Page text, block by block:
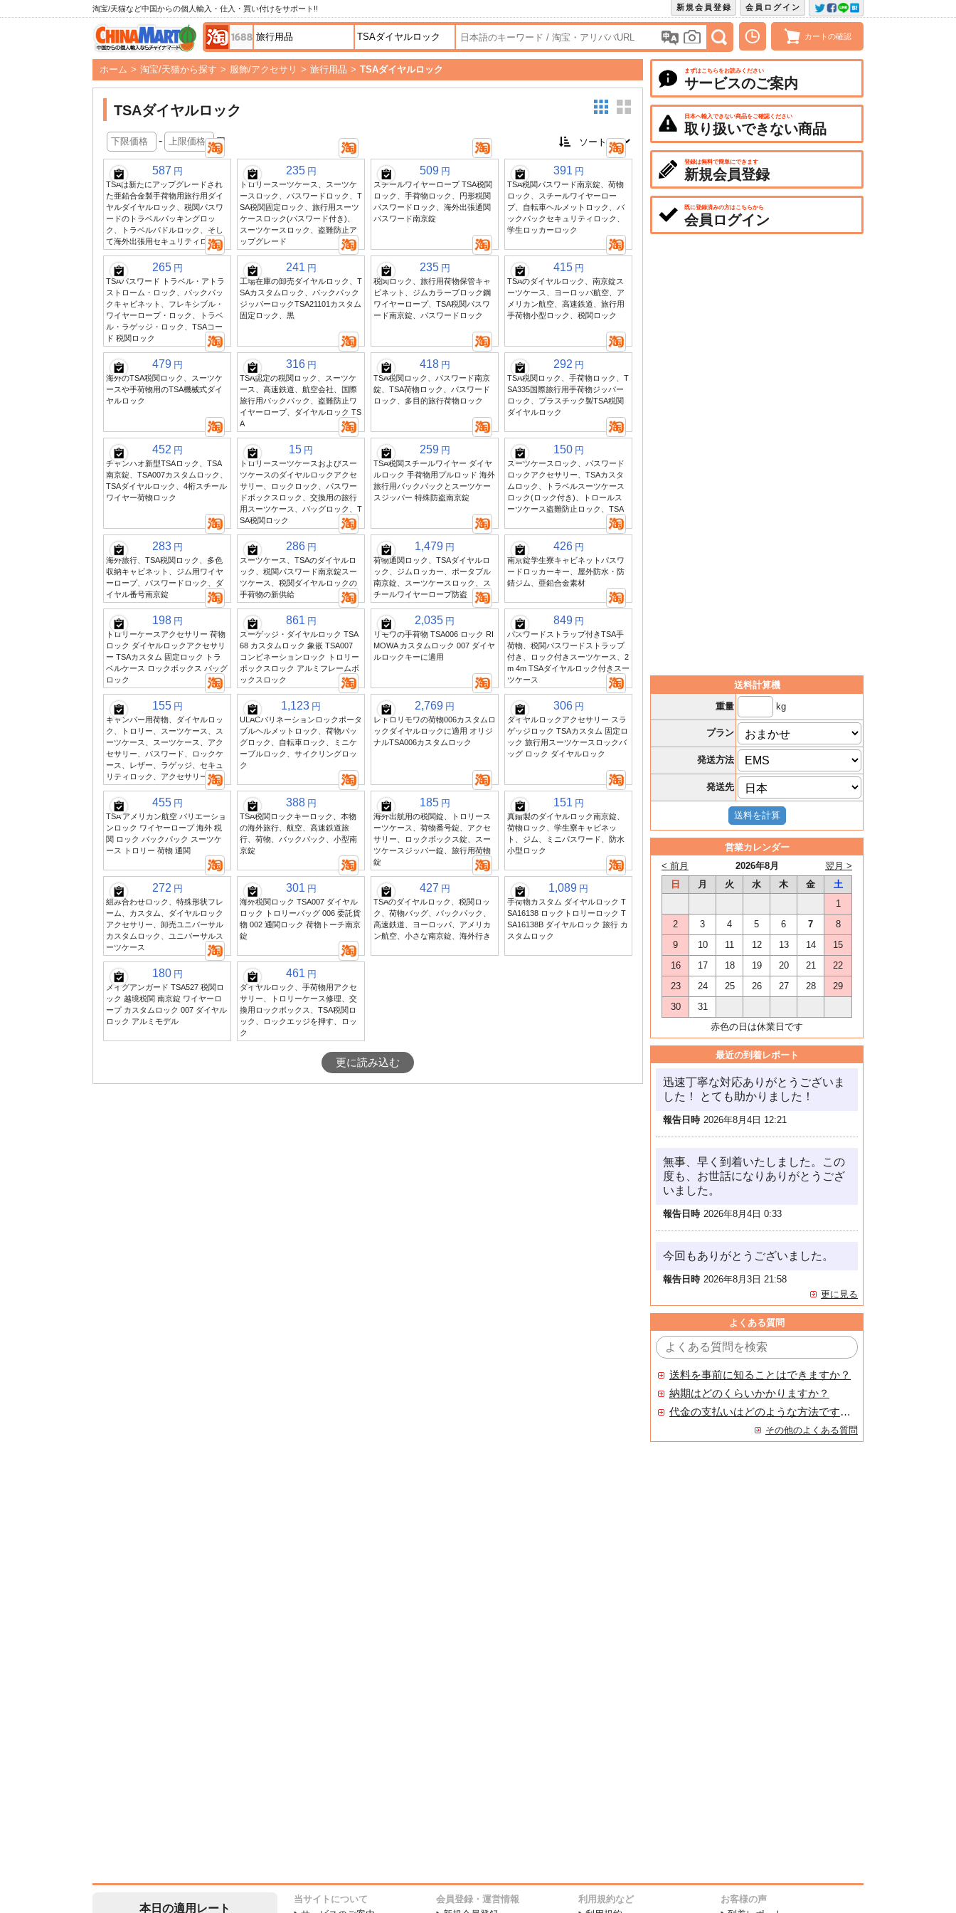
淘宝/天猫など中国からの個人輸入・仕入・買い付けをサポート!! 会員ログイン
新規会員登録
カートの確認
ホーム > 淘宝/天猫から探す > 服飾/アクセサリ > 旅行用品 > TSAダイヤルロック
TSAダイヤルロック
- 円
587 円
TSAは新たにアップグレードされ
た亜鉛合金製手荷物用旅行用ダイ
ヤルダイヤルロック、税関パスワ
ードのトラベルパッキングロッ
ク、トラベルパドルロック、そし
て海外出張用セキュリティロック
235 円
トロリースーツケース、スーツケ
ースロック、パスワードロック、T
SA税関固定ロック、旅行用スーツ
ケースロック(パスワード付き)、
スーツケースロック、盗難防止ア
ップグレード
509 円
スチールワイヤーロープ TSA税関
ロック、手荷物ロック、円形税関
パスワードロック、海外出張通関
パスワード南京錠
391 円
TSA税関パスワード南京錠、荷物
ロック、スチールワイヤーロー
プ、自転車ヘルメットロック、バ
ックパックセキュリティロック、
学生ロッカーロック
265 円
TSAパスワード トラベル・アトラ
ストローム・ロック、バックパッ
クキャビネット、フレキシブル・
ワイヤーロープ・ロック、トラベ
ル・ラゲッジ・ロック、TSAコー
ド 税関ロック
241 円
工場在庫の卸売ダイヤルロック、T
SAカスタムロック、バックパック
ジッパーロックTSA21101カスタム
固定ロック、黒
235 円
税関ロック、旅行用荷物保管キャ
ビネット、ジムカラーブロック鋼
ワイヤーロープ、TSA税関パスワ
ード南京錠、パスワードロック
415 円
TSAのダイヤルロック、南京錠ス
ーツケース、ヨーロッパ航空、ア
メリカン航空、高速鉄道、旅行用
手荷物小型ロック、税関ロック
479 円
海外のTSA税関ロック、スーツケ
ースや手荷物用のTSA機械式ダイ
ヤルロック
316 円
TSA認定の税関ロック、スーツケ
ース、高速鉄道、航空会社、国際
旅行用バックパック、盗難防止ワ
イヤーロープ、ダイヤルロック TS
A
418 円
TSA税関ロック、パスワード南京
錠、TSA荷物ロック、パスワード
ロック、多目的旅行荷物ロック
292 円
TSA税関ロック、手荷物ロック、T
SA335国際旅行用手荷物ジッパー
ロック、プラスチック製TSA税関
ダイヤルロック
452 円
チャンハオ新型TSAロック、TSA
南京錠、TSA007カスタムロック、
TSAダイヤルロック、4桁スチール
ワイヤー荷物ロック
15 円
トロリースーツケースおよびスー
ツケースのダイヤルロックアクセ
サリー、ロックロック、パスワー
ドボックスロック、交換用の旅行
用スーツケース、バッグロック、T
SA税関ロック
259 円
TSA税関スチールワイヤー ダイヤ
ルロック 手荷物用プルロッド 海外
旅行用バックパックとスーツケー
スジッパー 特殊防盗南京錠
150 円
スーツケースロック、パスワード
ロックアクセサリー、TSAカスタ
ムロック、トラベルスーツケース
ロック(ロック付き)、トロールス
ーツケース盗難防止ロック、TSA
283 円
海外旅行、TSA税関ロック、多色
収納キャビネット、ジム用ワイヤ
ーロープ、パスワードロック、ダ
イヤル番号南京錠
286 円
スーツケース、TSAのダイヤルロ
ック、税関パスワード南京錠スー
ツケース、税関ダイヤルロックの
手荷物の新供給
1,479 円
荷物通関ロック、TSAダイヤルロ
ック、ジムロッカー、ポータブル
南京錠、スーツケースロック、ス
チールワイヤーロープ防盗
426 円
南京錠学生寮キャビネットパスワ
ードロッカーキー、屋外防水・防
錆ジム、亜鉛合金素材
198 円
トロリーケースアクセサリー 荷物
ロック ダイヤルロックアクセサリ
ー TSAカスタム 固定ロック トラ
ベルケース ロックボックス バッグ
ロック
861 円
スーゲッジ・ダイヤルロック TSA
68 カスタムロック 象嵌 TSA007
コンビネーションロック トロリー
ボックスロック アルミフレームボ
ックスロック
2,035 円
リモワの手荷物 TSA006 ロック RI
MOWA カスタムロック 007 ダイヤ
ルロックキーに適用
849 円
パスワードストラップ付きTSA手
荷物、税関パスワードストラップ
付き、ロック付きスーツケース、2
m 4m TSAダイヤルロック付きスー
ツケース
155 円
キャンパー用荷物、ダイヤルロッ
ク、トロリー、スーツケース、ス
ーツケース、スーツケース、アク
セサリー、パスワード、ロックケ
ース、レザー、ラゲッジ、セキュ
リティロック、アクセサリー
1,123 円
ULACバリネーションロックポータ
ブルヘルメットロック、荷物バッ
グロック、自転車ロック、ミニケ
ーブルロック、サイクリングロッ
ク
2,769 円
レトロリモワの荷物006カスタムロ
ックダイヤルロックに適用 オリジ
ナルTSA006カスタムロック
306 円
ダイヤルロックアクセサリー スラ
ゲッジロック TSAカスタム 固定ロ
ック 旅行用スーツケースロックバ
ッグ ロック ダイヤルロック
455 円
TSA アメリカン航空 バリエーショ
ンロック ワイヤーロープ 海外 税
関 ロック バックパック スーツケ
ース トロリー 荷物 通関
388 円
TSA税関ロックキーロック、本物
の海外旅行、航空、高速鉄道旅
行、荷物、バックパック、小型南
京錠
185 円
海外出航用の税関錠、トロリース
ーツケース、荷物番号錠、アクセ
サリー、ロックボックス錠、スー
ツケースジッパー錠、旅行用荷物
錠
151 円
真鍮製のダイヤルロック南京錠、
荷物ロック、学生寮キャビネッ
ト、ジム、ミニパスワード、防水
小型ロック
272 円
組み合わせロック、特殊形状フレ
ーム、カスタム、ダイヤルロック
アクセサリー、卸売ユニバーサル
カスタムロック、ユニバーサルス
ーツケース
301 円
海外税関ロック TSA007 ダイヤル
ロック トロリーバッグ 006 委託貨
物 002 通関ロック 荷物トーチ南京
錠
427 円
TSAのダイヤルロック、税関ロッ
ク、荷物バッグ、バックパック、
高速鉄道、ヨーロッパ、アメリカ
ン航空、小さな南京錠、海外行き
1,089 円
手荷物カスタム ダイヤルロック T
SA16138 ロックトロリーロック T
SA16138B ダイヤルロック 旅行 カ
スタムロック
180 円
メイグアンガード TSA527 税関ロ
ック 越境税関 南京錠 ワイヤーロ
ープ カスタムロック 007 ダイヤル
ロック アルミモデル
461 円
ダイヤルロック、手荷物用アクセ
サリー、トロリーケース修理、交
換用ロックボックス、TSA税関ロ
ック、ロックエッジを押す、ロッ
ク
更に読み込む
まずはこちらをお読みください
サービスのご案内
日本へ輸入できない商品をご確認ください
取り扱いできない商品
登録は無料で簡単にできます
新規会員登録
既に登録済みの方はこちらから
会員ログイン
送料計算機
重量
kg
プラン
発送方法
発送先
営業カレンダー
2026年8月
< 前月
翌月 >
日
月 火 水 木 金
土
1
2
3 4 5 6 7
8
9
10 11 12 13 14
15
16
17 18 19 20 21
22
23
24 25 26 27 28
29
30
31
赤色の日は休業日です
最近の到着レポート
迅速丁寧な対応ありがとうございま
した！ とても助かりました！
報告日時 2026年8月4日 12:21
無事、早く到着いたしました。この
度も、お世話になりありがとうござ
いました。
報告日時 2026年8月4日 0:33
今回もありがとうございました。
報告日時 2026年8月3日 21:58
更に見る
よくある質問
送料を事前に知ることはできますか？
納期はどのくらいかかりますか？
代金の支払いはどのような方法ですか？
その他のよくある質問
本日の適用レート
当サイトについて
会員登録・運営情報
利用規約など
お客様の声